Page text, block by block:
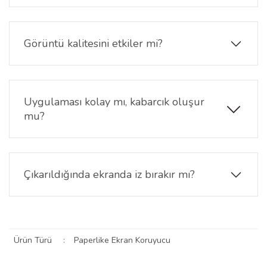
Hayır. Chuwi Hi10 X2 paperfeel ekran koruyucu ince
yapısı sayesinde dokunmatik hassasiyeti korur.
Tablet kullanımında dokunma ve kaydırma işlemleri
Görüntü kalitesini etkiler mi?
Chuwi Hi10 X2 paperfeel ekran koruyucu mat yüzey
yapısına sahiptir. Bu nedenle ekran görünümünde
hafif matlık oluşabilir ancak yansımaları azaltarak
ekranın daha rahat görülmesine yardımcı olur.
Uygulaması kolay mı, kabarcık oluşur
mu?
Ekran yüzeyi temizlendikten sonra doğru hizalama
ile kolay şekilde uygulanabilir. Tozdan arındırılmış
bir yüzeyde uygulandığında hava kabarcığı oluşma
ihtimali oldukça düşüktür.
Çıkarıldığında ekranda iz bırakır mı?
Hayır. Chuwi Hi10 X2 paperfeel ekran koruyucu
Ürün Türü
: Paperlike Ekran Koruyucu